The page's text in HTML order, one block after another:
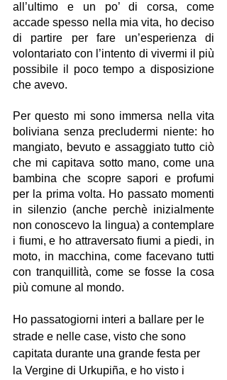
all’ultimo e un po’ di corsa, come
accade spesso nella mia vita, ho deciso
di partire per fare un’esperienza di
volontariato con l’intento di vivermi il più
possibile il poco tempo a disposizione
che avevo.
Per questo mi sono immersa nella vita
boliviana senza precludermi niente: ho
mangiato, bevuto e assaggiato tutto ciò
che mi capitava sotto mano, come una
bambina che scopre sapori e profumi
per la prima volta. Ho passato momenti
in silenzio (anche perchè inizialmente
non conoscevo la lingua) a contemplare
i fiumi, e ho attraversato fiumi a piedi, in
moto, in macchina, come facevano tutti
con tranquillità, come se fosse la cosa
più comune al mondo.
Ho passatogiorni interi a ballare per le
strade e nelle case, visto che sono
capitata durante una grande festa per
la Vergine di Urkupiña, e ho visto i